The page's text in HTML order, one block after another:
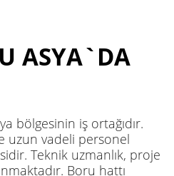
ASYA`DA
bölgesinin iş ortağıdır.
uzun vadeli personel
Teknik uzmanlık, proje
Boru hattı